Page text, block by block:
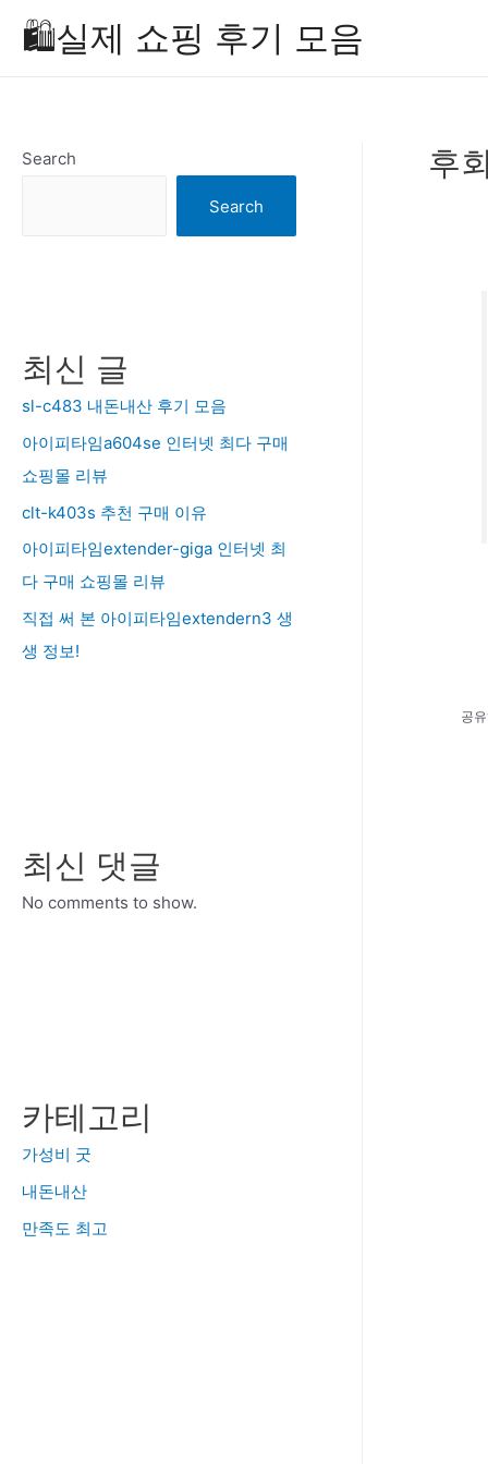
Skip
🛍️실제 쇼핑 후기 모음
Search
Search
최신 글
sl-c483 내돈내산 후기 모음
아이피타임a604se 인터넷 최다 구매
쇼핑몰 리뷰
clt-k403s 추천 구매 이유
아이피타임extender-giga 인터넷 최
다 구매 쇼핑몰 리뷰
직접 써 본 아이피타임extendern3 생
생 정보!
최신 댓글
No comments to show.
카테고리
가성비 굿
내돈내산
만족도 최고
후
공